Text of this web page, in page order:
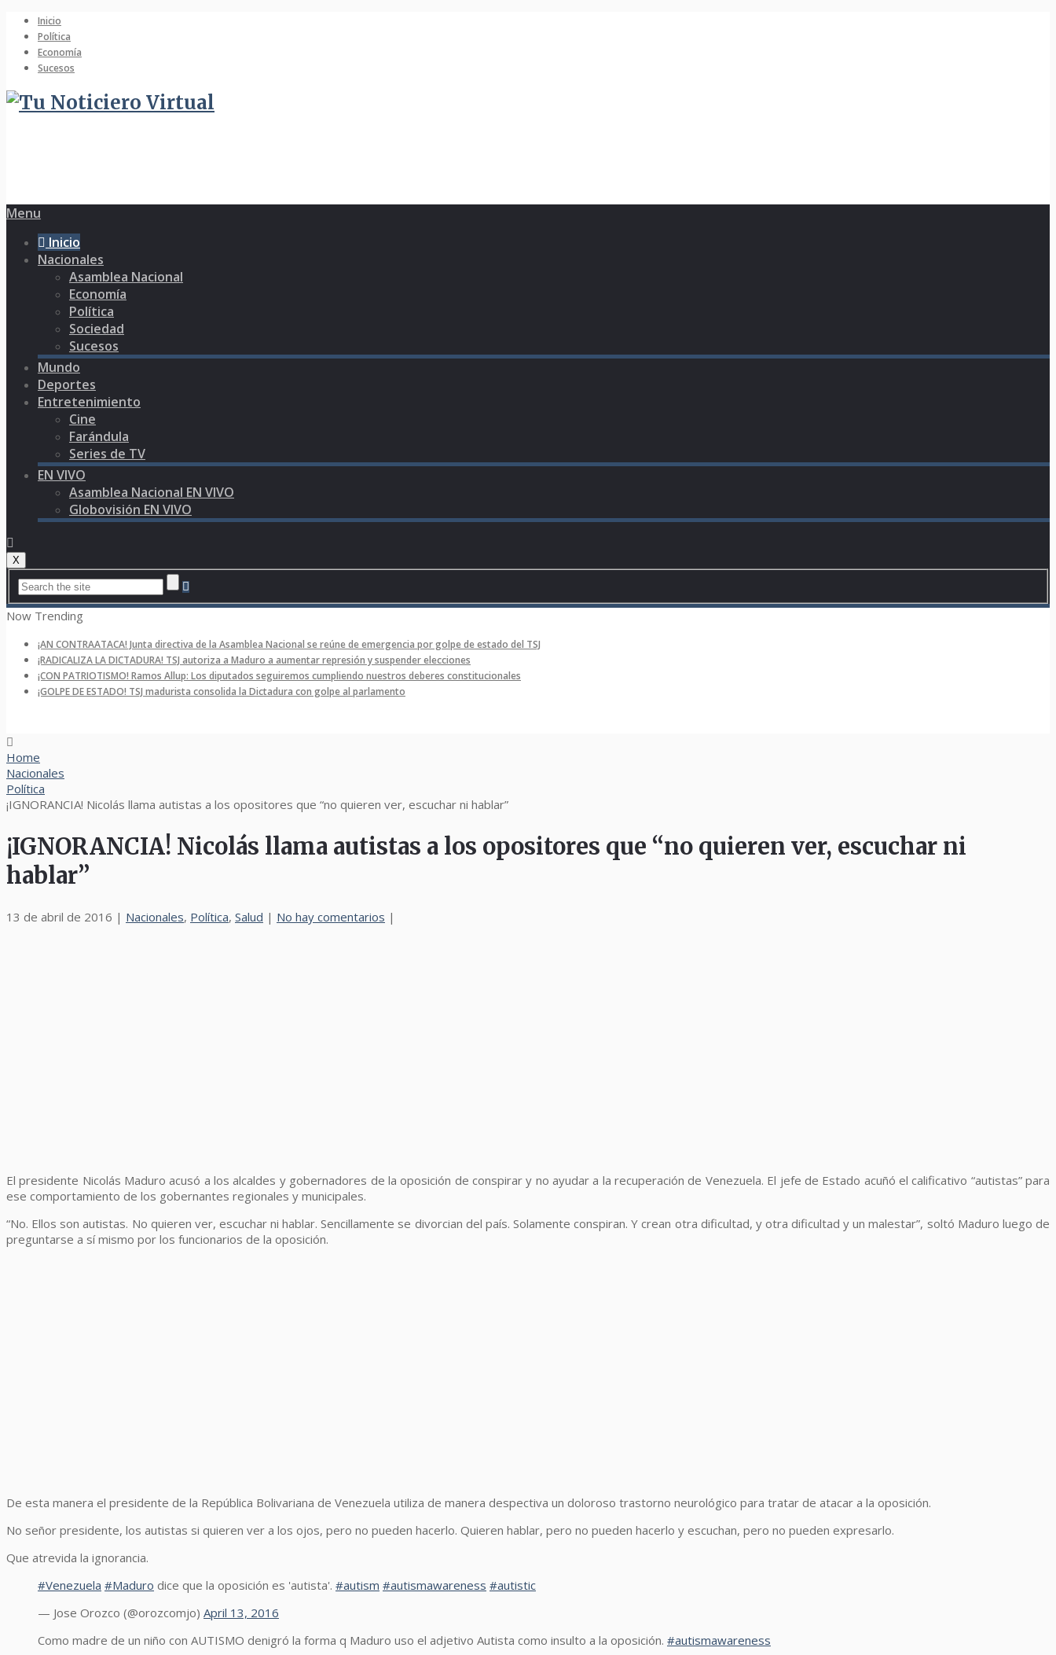
Inicio
Política
Economía
Sucesos
Menu
Inicio
Nacionales
Asamblea Nacional
Economía
Política
Sociedad
Sucesos
Mundo
Deportes
Entretenimiento
Cine
Farándula
Series de TV
EN VIVO
Asamblea Nacional EN VIVO
Globovisión EN VIVO
X
Now Trending
¡AN CONTRAATACA! Junta directiva de la Asamblea Nacional se reúne de emergencia por golpe de estado del TSJ
¡RADICALIZA LA DICTADURA! TSJ autoriza a Maduro a aumentar represión y suspender elecciones
¡CON PATRIOTISMO! Ramos Allup: Los diputados seguiremos cumpliendo nuestros deberes constitucionales
¡GOLPE DE ESTADO! TSJ madurista consolida la Dictadura con golpe al parlamento
Home
Nacionales
Política
¡IGNORANCIA! Nicolás llama autistas a los opositores que “no quieren ver, escuchar ni hablar”
¡IGNORANCIA! Nicolás llama autistas a los opositores que “no quieren ver, escuchar ni
hablar”
13 de abril de 2016 | Nacionales, Política, Salud | No hay comentarios |
El presidente Nicolás Maduro acusó a los alcaldes y gobernadores de la oposición de conspirar y no ayudar a la recuperación de Venezuela. El jefe de Estado acuñó el calificativo “autistas” para
ese comportamiento de los gobernantes regionales y municipales.
“No. Ellos son autistas. No quieren ver, escuchar ni hablar. Sencillamente se divorcian del país. Solamente conspiran. Y crean otra dificultad, y otra dificultad y un malestar”, soltó Maduro luego de
preguntarse a sí mismo por los funcionarios de la oposición.
De esta manera el presidente de la República Bolivariana de Venezuela utiliza de manera despectiva un doloroso trastorno neurológico para tratar de atacar a la oposición.
No señor presidente, los autistas si quieren ver a los ojos, pero no pueden hacerlo. Quieren hablar, pero no pueden hacerlo y escuchan, pero no pueden expresarlo.
Que atrevida la ignorancia.
#Venezuela #Maduro dice que la oposición es 'autista'. #autism #autismawareness #autistic
— Jose Orozco (@orozcomjo) April 13, 2016
Como madre de un niño con AUTISMO denigró la forma q Maduro uso el adjetivo Autista como insulto a la oposición. #autismawareness